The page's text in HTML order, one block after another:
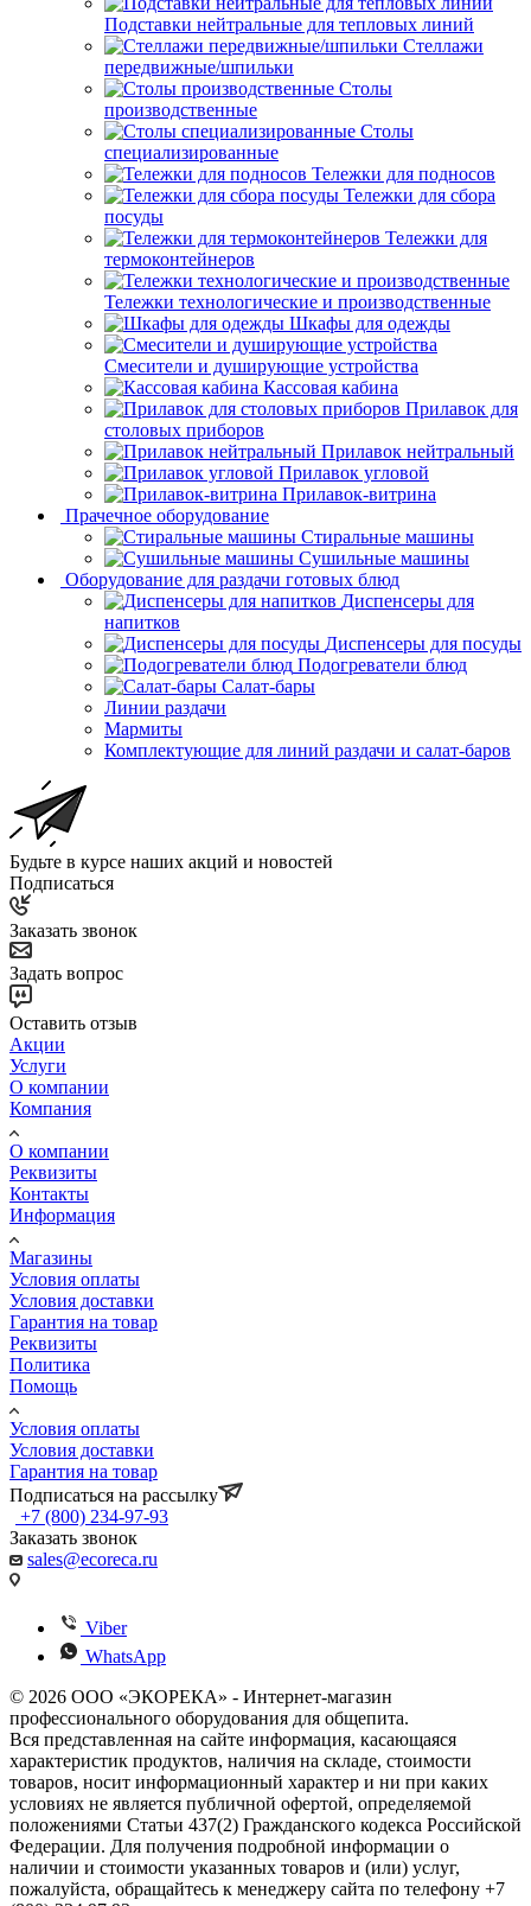
Подставки нейтральные для тепловых линий
Стеллажи
передвижные/шпильки
Столы
производственные
Столы
специализированные
Тележки для подносов
Тележки для сбора
посуды
Тележки для
термоконтейнеров
Тележки технологические и производственные
Шкафы для одежды
Смесители и душирующие устройства
Кассовая кабина
Прилавок для
столовых приборов
Прилавок нейтральный
Прилавок угловой
Прилавок-витрина
Прачечное оборудование
Стиральные машины
Сушильные машины
Оборудование для раздачи готовых блюд
Диспенсеры для
напитков
Диспенсеры для посуды
Подогреватели блюд
Салат-бары
Линии раздачи
Мармиты
Комплектующие для линий раздачи и салат-баров
Будьте в курсе наших акций и новостей
Подписаться
Заказать звонок
Задать вопрос
Оставить отзыв
Акции
Услуги
О компании
Компания
О компании
Реквизиты
Контакты
Информация
Магазины
Условия оплаты
Условия доставки
Гарантия на товар
Реквизиты
Политика
Помощь
Условия оплаты
Условия доставки
Гарантия на товар
Подписаться на рассылку
+7 (800) 234-97-93
Заказать звонок
sales@ecoreca.ru
Viber
WhatsApp
© 2026 ООО «ЭКОРЕКА» - Интернет-магазин
профессионального оборудования для общепита.
Вся представленная на сайте информация, касающаяся
характеристик продуктов, наличия на складе, стоимости
товаров, носит информационный характер и ни при каких
условиях не является публичной офертой, определяемой
положениями Статьи 437(2) Гражданского кодекса Российской
Федерации. Для получения подробной информации о
наличии и стоимости указанных товаров и (или) услуг,
пожалуйста, обращайтесь к менеджеру сайта по телефону +7